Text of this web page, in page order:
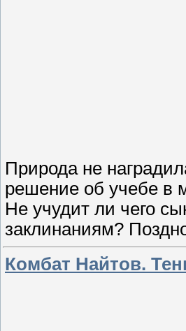
Природа не
решение об учебе в
Не учудит ли чего
заклинаниям?
Комбат Найтов.